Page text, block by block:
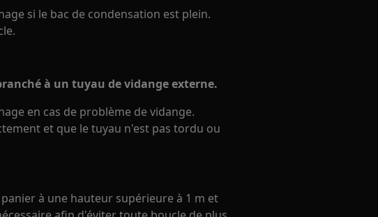
si le bac de condensation est plein.
à un tuyau de vidange externe.
en cas de problème de vidange.
et que le tuyau n'est pas tordu ou
à une hauteur supérieure à 1 m et